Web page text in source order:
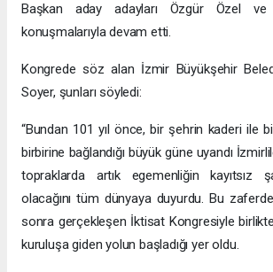
Başkan aday adayları Özgür Özel ve
konuşmalarıyla devam etti.
Kongrede söz alan İzmir Büyükşehir
Soyer, şunları söyledi:
“Bundan 101 yıl önce, bir şehrin kaderi ile
birbirine bağlandığı büyük güne uyandı
topraklarda artık egemenliğin kayıtsız
olacağını tüm dünyaya duyurdu. Bu
sonra gerçekleşen İktisat Kongresiyle
kuruluşa giden yolun başladığı yer oldu.